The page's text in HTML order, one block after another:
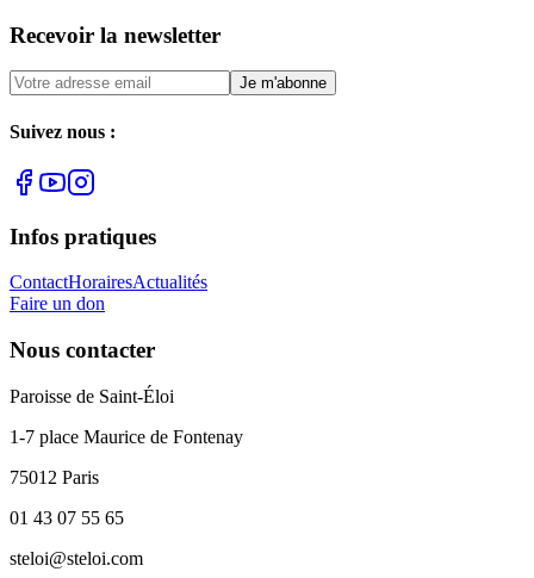
Recevoir la newsletter
Je m'abonne
Suivez nous :
Infos pratiques
ContactHorairesActualités
Faire un don
Nous contacter
Paroisse de Saint-Éloi
1-7 place Maurice de Fontenay
75012 Paris
01 43 07 55 65
steloi@steloi.com